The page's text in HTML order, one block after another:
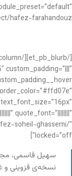
hafez-farahandouz/”]
custom_padding=”|||”
quote_font=”||||||||”
soheil-ghassemi/”
locked=”off”]
سهیل قاسمی،
نسخه‌ی قزوینی و